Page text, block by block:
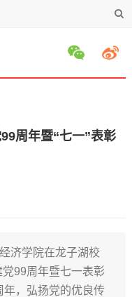
周年暨“七一”表彰
济学院在龙子湖校
99周年暨七一表彰
年，弘扬党的优良传